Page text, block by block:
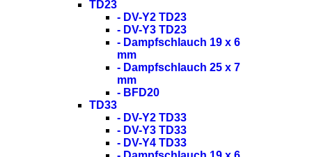
TD23
- DV-Y2 TD23
- DV-Y3 TD23
- Dampfschlauch 19 x 6
mm
- Dampfschlauch 25 x 7
mm
- BFD20
TD33
- DV-Y2 TD33
- DV-Y3 TD33
- DV-Y4 TD33